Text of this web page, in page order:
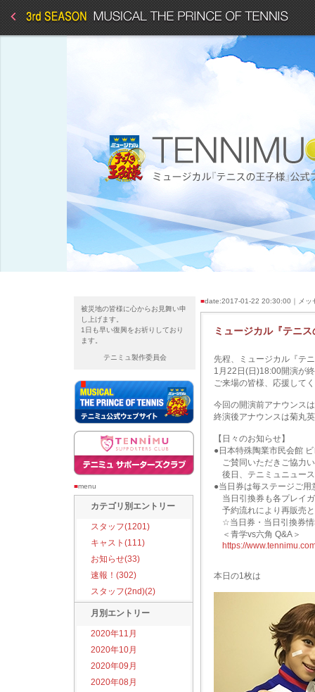
被災地の皆様に心からお見舞い申
し上げます。
1日も早い復興をお祈りしており
ます。
テニミュ製作委員会
■menu
カテゴリ別エントリー
スタッフ(1201)
キャスト(111)
お知らせ(33)
速報！(302)
スタッフ(2nd)(2)
月別エントリー
2020年11月
2020年10月
2020年09月
2020年08月
■date:2017-01-22 20:30:00｜メッ
ミュージカル『テニ
先程、ミュージカル『テ
1月22日(日)18:00開演が
ご来場の皆様、応援して
今回の開演前アナウンス
終演後アナウンスは菊丸
【日々のお知らせ】
●日本特殊陶業市民会館
ご賛同いただきご協力
後日、テニミュニュー
●当日券は毎ステージご用
当日引換券も各プレイ
予約流れにより再販売
☆当日券・当日引換券情
＜青学vs六角 Q&A＞
https://
本日の1枚は